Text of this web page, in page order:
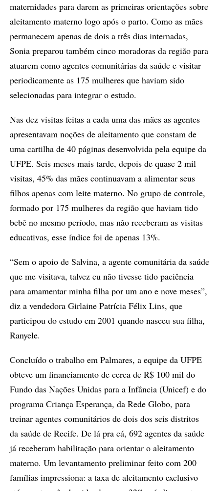
maternidades para darem as primeiras orientações sobre
aleitamento materno logo após o parto. Como as mães
permanecem apenas de dois a três dias internadas,
Sonia preparou também cinco moradoras da região para
atuarem como agentes comunitárias da saúde e visitar
periodicamente as 175 mulheres que haviam sido
selecionadas para integrar o estudo.
Nas dez visitas feitas a cada uma das mães as agentes
apresentavam noções de aleitamento que constam de
uma cartilha de 40 páginas desenvolvida pela equipe da
UFPE. Seis meses mais tarde, depois de quase 2 mil
visitas, 45% das mães continuavam a alimentar seus
filhos apenas com leite materno. No grupo de controle,
formado por 175 mulheres da região que haviam tido
bebê no mesmo período, mas não receberam as visitas
educativas, esse índice foi de apenas 13%.
“Sem o apoio de Salvina, a agente comunitária da saúde
que me visitava, talvez eu não tivesse tido paciência
para amamentar minha filha por um ano e nove meses”,
diz a vendedora Girlaine Patrícia Félix Lins, que
participou do estudo em 2001 quando nasceu sua filha,
Ranyele.
Concluído o trabalho em Palmares, a equipe da UFPE
obteve um financiamento de cerca de R$ 100 mil do
Fundo das Nações Unidas para a Infância (Unicef) e do
programa Criança Esperança, da Rede Globo, para
treinar agentes comunitários de dois dos seis distritos
da saúde de Recife. De lá pra cá, 692 agentes da saúde
já receberam habilitação para orientar o aleitamento
materno. Um levantamento preliminar feito com 200
famílias impressiona: a taxa de aleitamento exclusivo